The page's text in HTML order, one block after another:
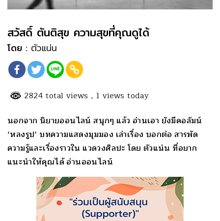
สวัสดิ์ ตันติสุข ความสุขที่คุณดูได้
โดย : ตัวแน่น
2824 total views , 1 views today
นอกจาก นิยายออนไลน์ สนุกๆ แล้ว อ่านเอา ยังมีคอลัมน์
‘หลงรูป’ บทความแสดงมุมมอง เล่าเรื่อง บอกต่อ สารพัด
ความรู้และเรื่องราวใน แวดวงศิลปะ โดย ตัวแน่น ที่อยาก
แนะนำให้คุณได้ อ่านออนไลน์